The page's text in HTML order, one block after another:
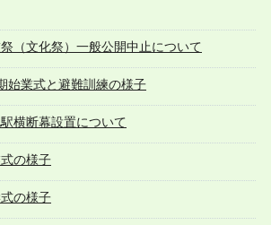
（文化祭）一般公開中止について
始業式と避難訓練の様子
横断幕設置について
の様子
の様子